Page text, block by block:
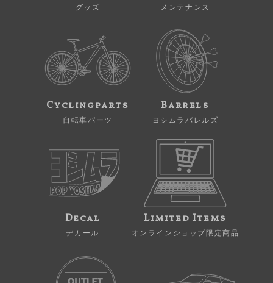
グッズ メンテナンス
Cyclingparts
自転車パーツ
Barrels
ヨシムラバレルズ
Decal
デカール
Limited Items
オンラインショップ限定商品